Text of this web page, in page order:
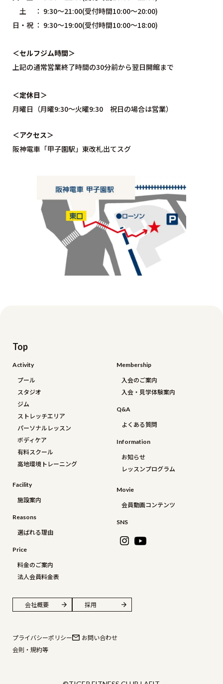
土 ： 9:30～21:00(受付時間10:00～20:00)
日・祝 ： 9:30～19:00(受付時間10:00〜18:00)
＜セルフジム時間＞
上記の通常営業終了時間の30分前から翌日開館まで
＜定休日＞
月曜日（月曜9:30〜火曜9:30 祝日の場合は営業）
＜アクセス＞
阪神電車「甲子園駅」東改札出てスグ
Top
Activity
プール
スタジオ
ジム
ストレッチエリア
パーソナルレッスン
ボディケア
有料スクール
高地環境トレーニング
Facility
施設案内
Reasons
選ばれる理由
Price
料金のご案内
法人会員料金表
Membership
入会のご案内
入会・見学体験案内
Q&a
よくある質問
Information
お知らせ
レッスンプログラム
Movie
会員動画コンテンツ
SNS
会社概要 採用
プライバシーポリシー
お問い合わせ
会則・規約等